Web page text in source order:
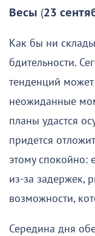
Весы (23
Как бы ни
бдительности.
тенденций
неожиданные
планы удастся
придется
этому спокойно:
из-за задержек,
возможности,
Середина дня